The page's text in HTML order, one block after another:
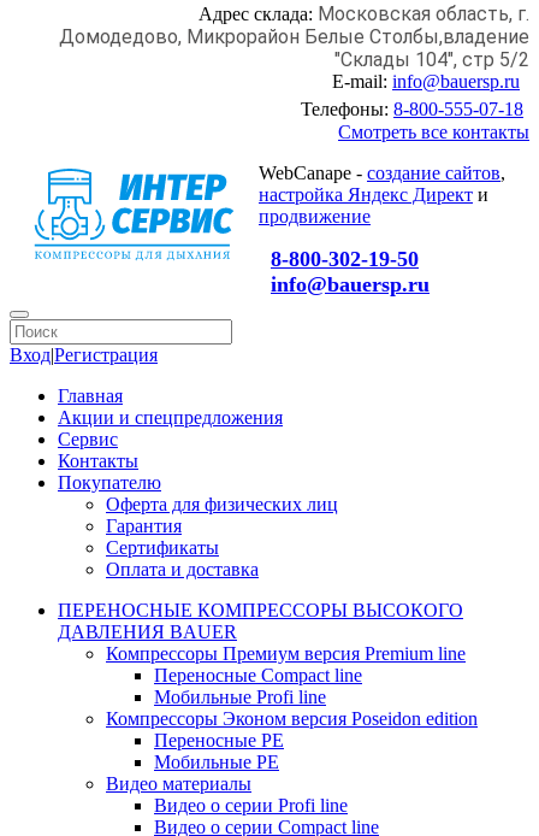
Адрес склада: Московская область, г.
Домодедово, Микрорайон Белые Столбы,владение
"Склады 104", стр 5/2
E-mail: info@bauersp.ru
Телефоны: 8-800-555-07-18
Смотреть все контакты
WebCanape - создание сайтов,
настройка Яндекс Директ и
продвижение
8-800-302-19-50
info@bauersp.ru
Вход|Регистрация
Главная
Акции и спецпредложения
Сервис
Контакты
Покупателю
Оферта для физических лиц
Гарантия
Сертификаты
Оплата и доставка
ПЕРЕНОСНЫЕ КОМПРЕССОРЫ ВЫСОКОГО
ДАВЛЕНИЯ BAUER
Компрессоры Премиум версия Premium line
Переносные Compact line
Мобильные Profi line
Компрессоры Эконом версия Poseidon edition
Переносные PE
Мобильные PE
Видео материалы
Видео о серии Profi line
Видео о серии Compact line